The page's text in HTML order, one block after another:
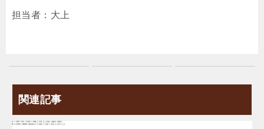
担当者：大上
関連記事